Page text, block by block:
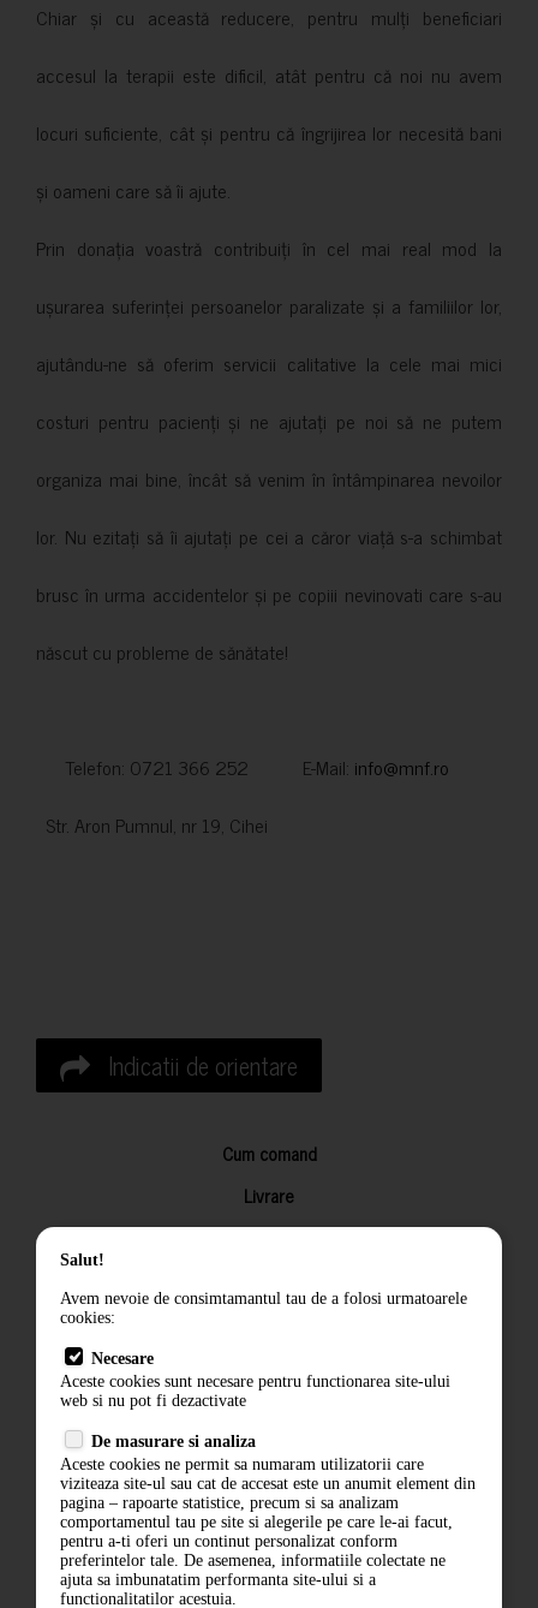
Chiar și cu această reducere, pentru mulți beneficiari
accesul la terapii este dificil, atât pentru că noi nu avem
locuri suficiente, cât și pentru că îngrijirea lor necesită bani
și oameni care să îi ajute.
Prin donația voastră contribuiți în cel mai real mod la
ușurarea suferinței persoanelor paralizate și a familiilor lor,
ajutându-ne să oferim servicii calitative la cele mai mici
costuri pentru pacienți și ne ajutați pe noi să ne putem
organiza mai bine, încât să venim în întâmpinarea nevoilor
lor. Nu ezitați să îi ajutați pe cei a căror viață s-a schimbat
brusc în urma accidentelor și pe copiii nevinovati care s-au
născut cu probleme de sănătate!
Telefon: 0721 366 252 E-Mail: info@mnf.ro
Str. Aron Pumnul, nr 19, Cihei
Indicatii de orientare
Cum comand
Livrare
Returnarea produselor
Termeni si conditii
Politica de confidentialitate
ANPC
Salut!
Avem nevoie de consimtamantul tau de a folosi urmatoarele
cookies:
Necesare
Aceste cookies sunt necesare pentru functionarea site-ului
web si nu pot fi dezactivate
De masurare si analiza
Aceste cookies ne permit sa numaram utilizatorii care
viziteaza site-ul sau cat de accesat este un anumit element din
pagina – rapoarte statistice, precum si sa analizam
comportamentul tau pe site si alegerile pe care le-ai facut,
pentru a-ti oferi un continut personalizat conform
preferintelor tale. De asemenea, informatiile colectate ne
ajuta sa imbunatatim performanta site-ului si a
functionalitatilor acestuia.